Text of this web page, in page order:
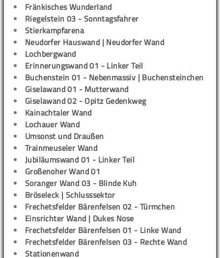
Fränkisches Wunderland
Riegelstein 03 - Sonntagsfahrer
Stierkampfarena
Neudorfer Hauswand | Neudorfer Wand
Lochbergwand
Erinnerungswand 01 - Linker Teil
Buchenstein 01 - Nebenmassiv | Buchensteinchen
Giselawand 01 - Mutterwand
Giselawand 02 - Opitz Gedenkweg
Kainachtaler Wand
Lochauer Wand
Umsonst und Draußen
Trainmeuseler Wand
Jubiläumswand 01 - Linker Teil
Großenoher Wand 01
Soranger Wand 03 - Blinde Kuh
Bröseleck | Schlusssektor
Frechetsfelder Bärenfelsen 02 - Türmchen
Einsrichter Wand | Dukes Nose
Frechetsfelder Bärenfelsen 01 - Linke Wand
Frechetsfelder Bärenfelsen 03 - Rechte Wand
Stationenwand